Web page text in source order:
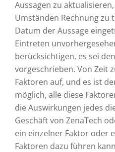
Aussagen zu
Umständen Rechnung zu
Datum der Aussage
Eintreten
berücksichtigen, es sei
vorgeschrieben. Von Zeit
Faktoren auf, und es ist
möglich, alle diese
die Auswirkungen jedes
Geschäft von ZenaTech
ein einzelner Faktor oder
Faktoren dazu führen